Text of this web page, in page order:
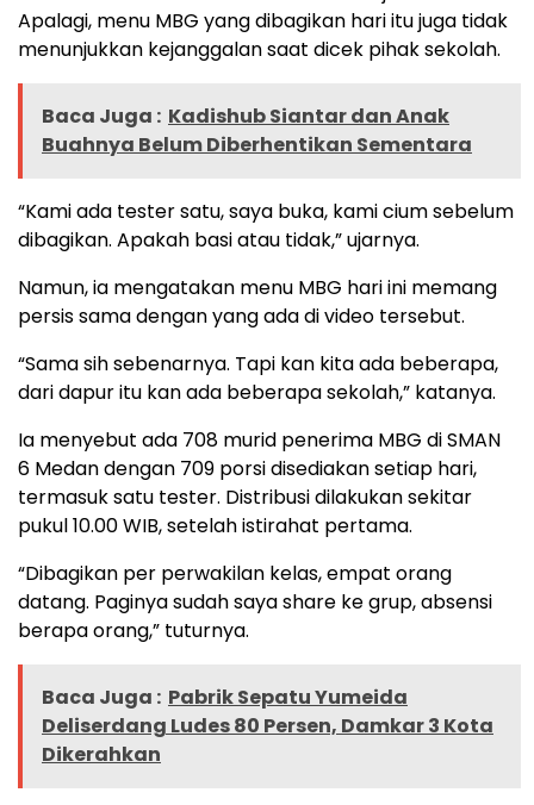
Apalagi, menu MBG yang dibagikan hari itu juga tidak
menunjukkan kejanggalan saat dicek pihak sekolah.
Baca Juga : Kadishub Siantar dan Anak
Buahnya Belum Diberhentikan Sementara
“Kami ada tester satu, saya buka, kami cium sebelum
dibagikan. Apakah basi atau tidak,” ujarnya.
Namun, ia mengatakan menu MBG hari ini memang
persis sama dengan yang ada di video tersebut.
“Sama sih sebenarnya. Tapi kan kita ada beberapa,
dari dapur itu kan ada beberapa sekolah,” katanya.
Ia menyebut ada 708 murid penerima MBG di SMAN
6 Medan dengan 709 porsi disediakan setiap hari,
termasuk satu tester. Distribusi dilakukan sekitar
pukul 10.00 WIB, setelah istirahat pertama.
“Dibagikan per perwakilan kelas, empat orang
datang. Paginya sudah saya share ke grup, absensi
berapa orang,” tuturnya.
Baca Juga : Pabrik Sepatu Yumeida
Deliserdang Ludes 80 Persen, Damkar 3 Kota
Dikerahkan